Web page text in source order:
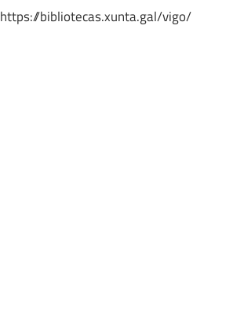
https://bibliotecas.xunta.gal/vigo/